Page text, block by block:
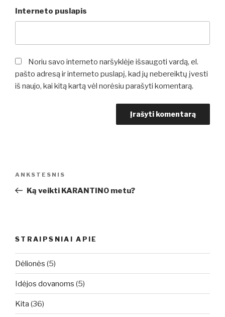
Interneto puslapis
Noriu savo interneto naršyklėje išsaugoti vardą, el.
pašto adresą ir interneto puslapį, kad jų nebereiktų įvesti
iš naujo, kai kitą kartą vėl norėsiu parašyti komentarą.
įrašų
Ankstesnis
įrašas
ANKSTESNIS
Ką veikti KARANTINO metu?
STRAIPSNIAI APIE
Dėlionės (5)
Idėjos dovanoms (5)
Kita (36)